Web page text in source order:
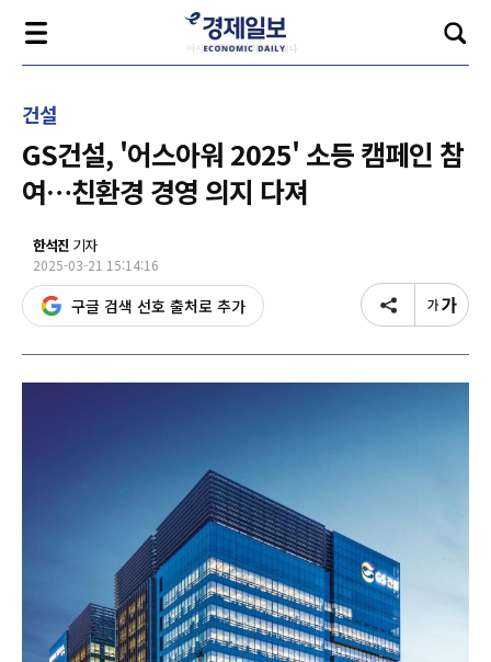
건설
GS건설, '어스아워 2025' 소등 캠페인 참
여…친환경 경영 의지 다져
한석진 기자
2025-03-21 15:14:16
구글 검색 선호 출처로 추가